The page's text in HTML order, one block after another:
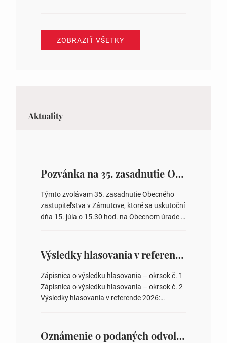
ZOBRAZIŤ VŠETKY
Aktuality
Pozvánka na 35. zasadnutie OZ v Zámutove
Týmto zvolávam 35. zasadnutie Obecného
zastupiteľstva v Zámutove, ktoré sa uskutoční
dňa 15. júla o 15.30 hod. na Obecnom úrade v
overovateľov zápisnice 3. Určenie volebných
obvodov pre voľby poslancov obecných
zastupiteľstiev, počtu poslancov obecných
zastupiteľstiev v nich 4. Schválenie odpredaja
obecného pozemku –…
Výsledky hlasovania v referende 2026
Zápisnica o výsledku hlasovania – okrsok č. 1
Zápisnica o výsledku hlasovania – okrsok č. 2
Výsledky hlasovania v referende 2026:
ysledky.html
Oznámenie o podaných odvolaniach a upovedomenie účastníkov konania o obsahu podaných odvolani – Verejná vyhláška